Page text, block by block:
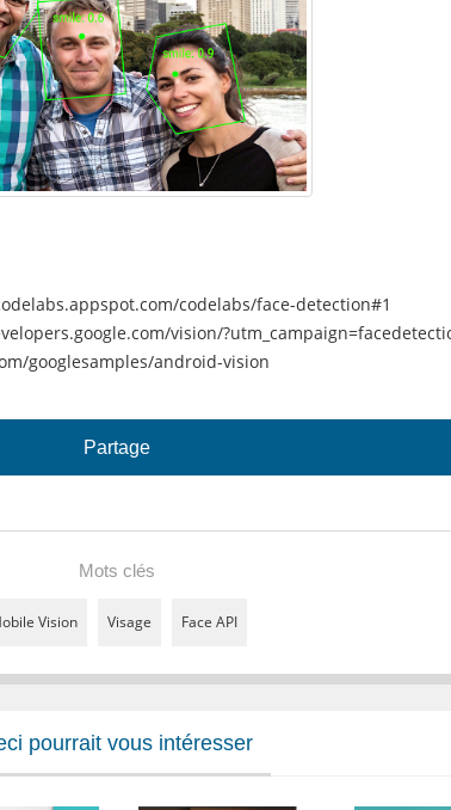
codelabs/face-detection#1
vision/
googlesamples/android-vision
Partage
Mots clés
Vision Visage Face API
pourrait vous intéresser